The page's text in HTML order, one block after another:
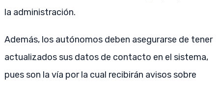
la administración.
Además, los autónomos deben asegurarse de tener
actualizados sus datos de contacto en el sistema,
pues son la vía por la cual recibirán avisos sobre